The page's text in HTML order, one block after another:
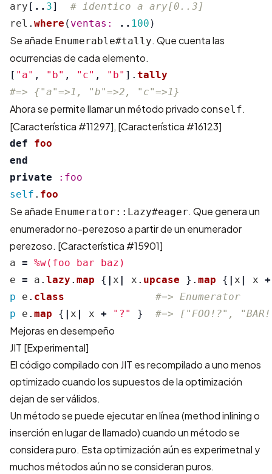
ary [ .. 3]
# identico a ary[0..3]
rel . where ( ventas: .. 100 )
Se añade Enumerable#tally. Que cuenta las
ocurrencias de cada elemento.
[ "a" , "b" , "c" , "b" ]. tally
#=> {"a"=>1, "b"=>2, "c"=>1}
Ahora se permite llamar un método privado conself.
[Característica #11297], [Característica #16123]
def
foo
end
private
:foo
self . foo
Se añade Enumerator::Lazy#eager. Que genera un
enumerador no-perezoso a partir de un enumerador
perezoso. [Característica #15901]
a = %w(foo bar baz)
e = a . lazy . map { x x . upcase }. map { x x +
p
e . class
#=> Enumerator
p
e . map { x x + "?" } #=> ["FOO!?",
Mejoras en desempeño
JIT [Experimental]
El código compilado con JIT es recompilado a uno menos
optimizado cuando los supuestos de la optimización
dejan de ser válidos.
Un método se puede ejecutar en línea (method inlining o
inserción en lugar de llamado) cuando un método se
considera puro. Esta optimización aún es experimetnal y
muchos métodos aún no se consideran puros.